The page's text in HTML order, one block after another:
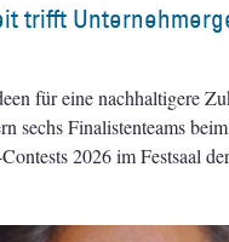
trifft
für eine nachhaltigere
sechs Finalistenteams
2026 im Festsaal der